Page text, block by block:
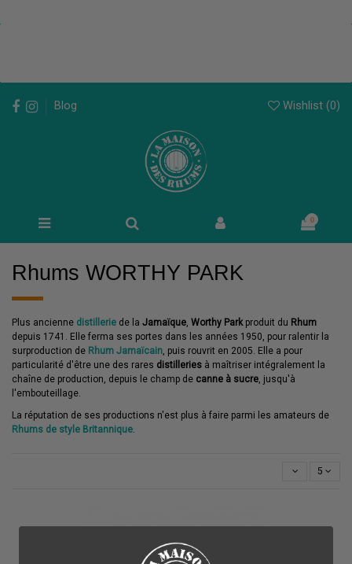
Blog Wishlist (0)
0
Rhums WORTHY PARK
Plus ancienne distillerie de la Jamaïque, Worthy Parkproduit du Rhum
depuis 1741. Elle ferma ses portes dans les années 1950, pour ralentir la
surproduction de Rhum Jamaïcain, puis rouvrit en 2005. Elle a pour
particularité d'être une des rares distilleries à maîtriser intégralement la
chaîne de production, depuis le champ de canne à sucre, jusqu'à
l'embouteillage.
La réputation de ses productions n'est plus à faire parmi les amateurs de
Rhums de style Britannique
5